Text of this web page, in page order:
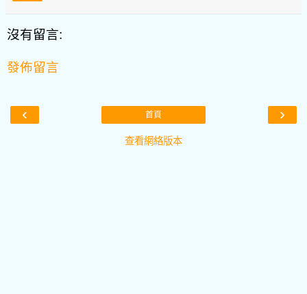
沒有留言:
發佈留言
‹ ›
首頁
查看網絡版本